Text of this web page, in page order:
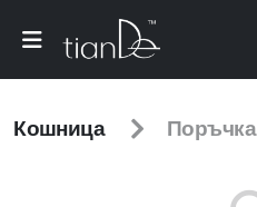
Кошница Поръчка